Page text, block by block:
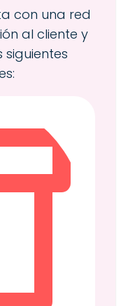
con una red
al cliente y